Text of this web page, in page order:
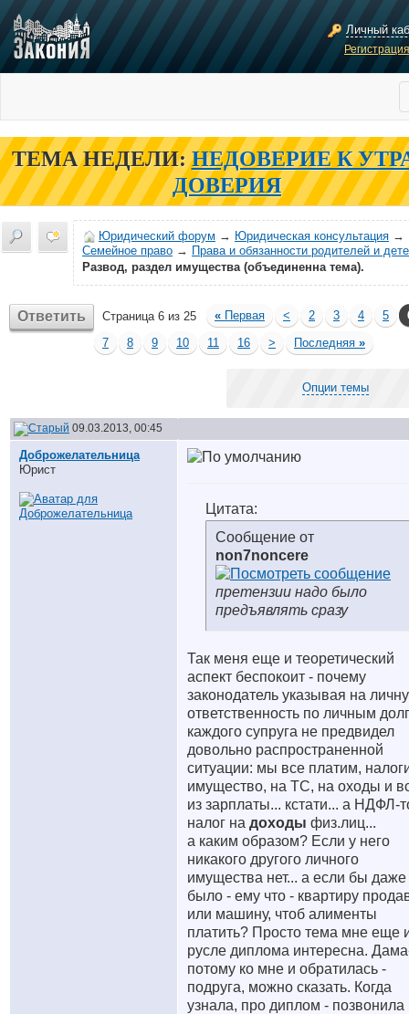
Личный
ТЕМА НЕДЕЛИ: НЕДОВЕРИЕ К
ДОВЕРИЯ
Юридический форум → Юридическая консультация →
Семейное право → Права и обязанности родителей и
Развод, раздел имущества (объединенна тема).
Ответить Страница 6 из 25 « Первая < 2 3 4 5
7
8 9 10 11 16 > Последняя »
Опции темы
09.03.2013, 00:45
Доброжелательница
Юрист
Цитата:
Сообщение от
non7noncere
претензии надо было
предъявлять сразу
Так меня еще и теоретический
аспект беспокоит - почему
законодатель указывая на
ответственность по личным
каждого супруга не предвидел
довольно распространенной
ситуации: мы все платим,
имущество, на ТС, на оходы и
из зарплаты... кстати... а НДФЛ-
налог на доходы физ.лиц...
а каким образом? Если у него
никакого другого личного
имущества нет... а если бы даже
было - ему что - квартиру
или машину, чтоб алименты
платить? Просто тема мне еще
русле диплома интересна.
потому ко мне и обратилась -
подруга, можно сказать. Когда
узнала, про диплом - позвонила